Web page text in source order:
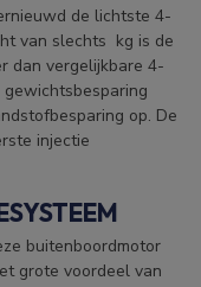
de lichtste 4-
van slechts kg is de
dan vergelijkbare 4-
op. De
injectie
buitenboordmotor
grote voordeel van